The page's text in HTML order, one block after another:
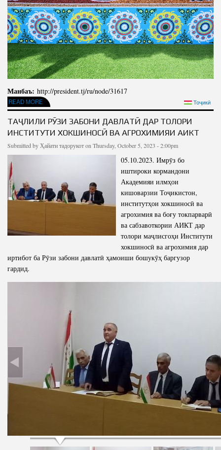
Манбаъ: http://president.tj/ru/node/31617
READ MOREABOUT ПОЗДРАВИТЕЛЬНОЕ ПОСЛАНИЕ ПРЕЗИДЕНТА РЕСПУБЛИКИ
ТАДЖИКИСТАН, ЛИДЕРА НАЦИИ УВАЖАЕМОГО ЭМОМАЛИ РАХМОНА ПО СЛУЧАЮ
ПРАЗДНИКА МЕХРГОН
Тоҷикӣ
ТАҶЛИЛИ РӮЗИ ЗАБОНИ ДАВЛАТӢ ДАР ТОЛОРИ
ИНСТИТУТИ ХОКШИНОСӢ ВА АГРОХИМИЯИ АИКТ
Submitted by Ҳайати тадорукотon Thursday, October 5, 2023 - 2:00pm
05.10.2023. Имрӯз бо
иштироки кормандони
Академияи илмҳои
кишоварзии Тоҷикистон,
институтҳои хокшиносӣ ва
агрохимия ва боғу токпарварӣ
ва сабзавоткории АИКТ дар
толори маҷлисгоҳи Институти
хокшиносӣ ва агрохимия дар
иртибот ба Рӯзи забони давлатӣ ҳамоиши бошукӯҳ баргузор
гардид.